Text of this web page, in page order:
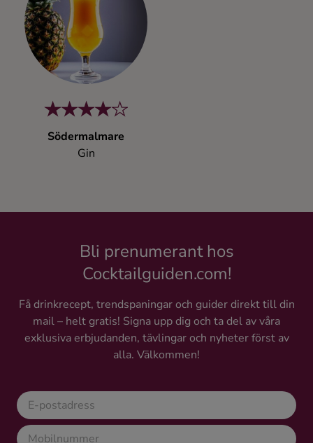
Tequila
Vodka
Whisky
Ingredienser
Södermalmare
Gin
Bli prenumerant hos
Cocktailguiden.com!
Få drinkrecept, trendspaningar och guider direkt till din
mail – helt gratis! Signa upp dig och ta del av våra
exklusiva erbjudanden, tävlingar och nyheter först av
alla. Välkommen!